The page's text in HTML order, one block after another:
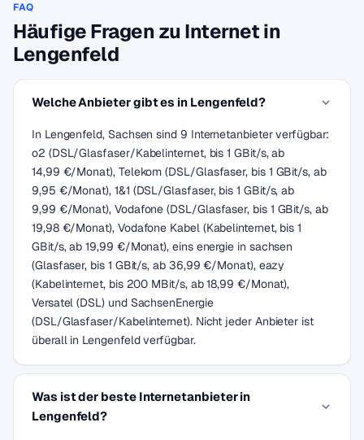
FAQ
Häufige Fragen zu Internet in
Lengenfeld
Welche Anbieter gibt es in Lengenfeld?
In Lengenfeld, Sachsen sind 9 Internetanbieter verfügbar:
o2 (DSL/Glasfaser/Kabelinternet, bis 1 GBit/s, ab
14,99 €/Monat), Telekom (DSL/Glasfaser, bis 1 GBit/s, ab
9,95 €/Monat), 1&1 (DSL/Glasfaser, bis 1 GBit/s, ab
9,99 €/Monat), Vodafone (DSL/Glasfaser, bis 1 GBit/s, ab
19,98 €/Monat), Vodafone Kabel (Kabelinternet, bis 1
GBit/s, ab 19,99 €/Monat), eins energie in sachsen
(Glasfaser, bis 1 GBit/s, ab 36,99 €/Monat), eazy
(Kabelinternet, bis 200 MBit/s, ab 18,99 €/Monat),
Versatel (DSL) und SachsenEnergie
(DSL/Glasfaser/Kabelinternet). Nicht jeder Anbieter ist
überall in Lengenfeld verfügbar.
Was ist der beste Internetanbieter in
Lengenfeld?